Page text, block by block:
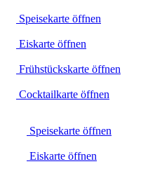
Speisekarte öffnen
Eiskarte öffnen
Frühstückskarte öffnen
Cocktailkarte öffnen
Speisekarte öffnen
Eiskarte öffnen